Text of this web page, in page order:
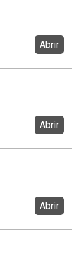
Abrir
Abrir
Abrir